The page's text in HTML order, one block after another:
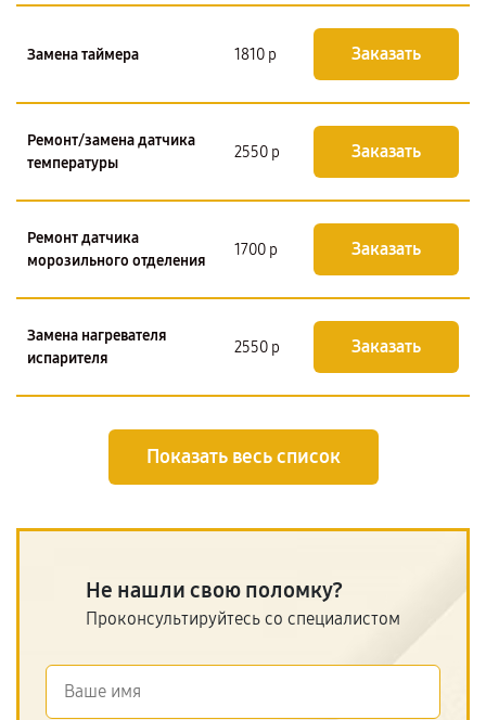
Замена таймера 1810 р Заказать
Ремонт/замена датчика
температуры
2550 р Заказать
Ремонт датчика
морозильного отделения
1700 р Заказать
Замена нагревателя
испарителя
2550 р Заказать
Показать весь список
Не нашли свою поломку?
Проконсультируйтесь со специалистом